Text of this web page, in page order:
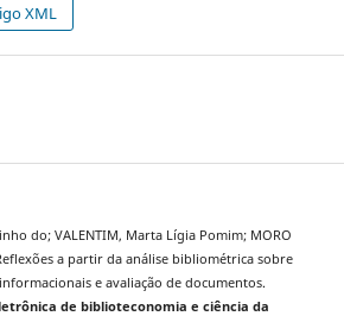
XML
do; VALENTIM, Marta Lígia Pomim; MORO
a partir da análise bibliométrica sobre
e avaliação de documentos.
de biblioteconomia e ciência da